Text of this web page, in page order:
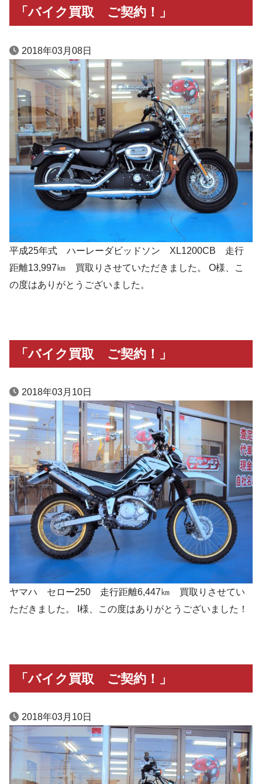
「バイク買取 ご契約！」
2018年03月08日
平成25年式 ハーレーダビッドソン XL1200CB 走行
距離13,997㎞ 買取りさせていただきました。 O様、こ
の度はありがとうございました。
「バイク買取 ご契約！」
2018年03月10日
ヤマハ セロー250 走行距離6,447㎞ 買取りさせてい
ただきました。 I様、この度はありがとうございました！
「バイク買取 ご契約！」
2018年03月10日